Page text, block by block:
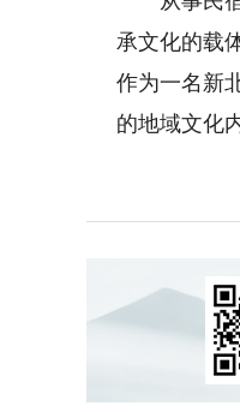
承文化的载
作为一名新
的地域文化